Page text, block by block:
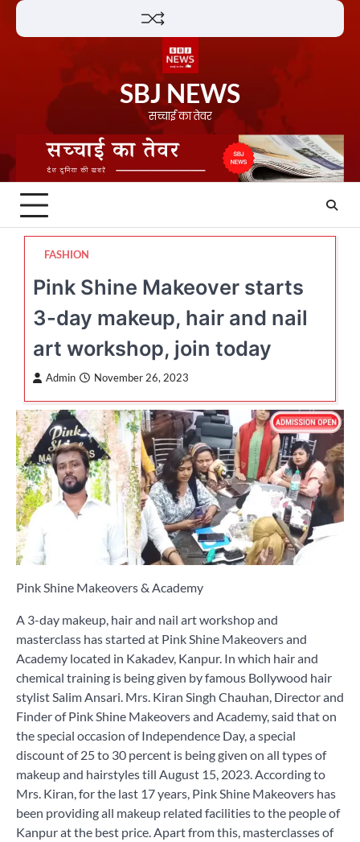
Skip
SBJ NEWS
सच्चाई का तेवर
FASHION
Pink Shine Makeover starts
3-day makeup, hair and nail
art workshop, join today
Admin November 26, 2023
Pink Shine Makeovers & Academy
A 3-day makeup, hair and nail art workshop and
masterclass has started at Pink Shine Makeovers and
Academy located in Kakadev, Kanpur. In which hair and
chemical training is being given by famous Bollywood hair
stylist Salim Ansari. Mrs. Kiran Singh Chauhan, Director and
Finder of Pink Shine Makeovers and Academy, said that on
the special occasion of Independence Day, a special
discount of 25 to 30 percent is being given on all types of
makeup and hairstyles till August 15, 2023. According to
Mrs. Kiran, for the last 17 years, Pink Shine Makeovers has
been providing all makeup related facilities to the people of
Kanpur at the best price. Apart from this, masterclasses of